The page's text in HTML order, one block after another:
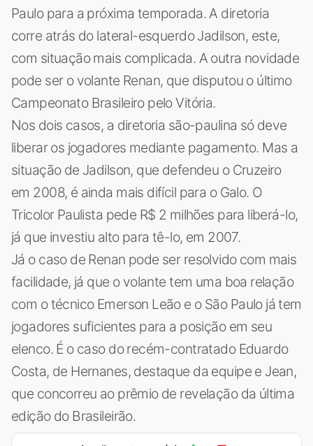
Paulo para a próxima temporada. A diretoria
corre atrás do lateral-esquerdo Jadilson, este,
com situação mais complicada. A outra novidade
pode ser o volante Renan, que disputou o último
Campeonato Brasileiro pelo Vitória.
Nos dois casos, a diretoria são-paulina só deve
liberar os jogadores mediante pagamento. Mas a
situação de Jadilson, que defendeu o Cruzeiro
em 2008, é ainda mais difícil para o Galo. O
Tricolor Paulista pede R$ 2 milhões para liberá-lo,
já que investiu alto para tê-lo, em 2007.
Já o caso de Renan pode ser resolvido com mais
facilidade, já que o volante tem uma boa relação
com o técnico Emerson Leão e o São Paulo já tem
jogadores suficientes para a posição em seu
elenco. É o caso do recém-contratado Eduardo
Costa, de Hernanes, destaque da equipe e Jean,
que concorreu ao prêmio de revelação da última
edição do Brasileirão.